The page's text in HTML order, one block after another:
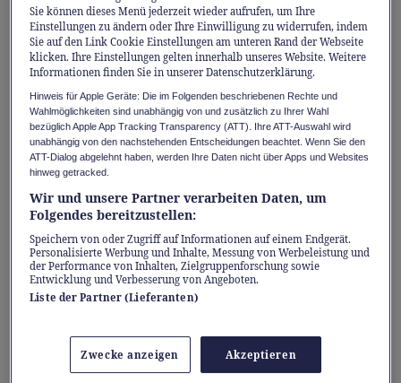
gezielte Vorbereitung auf die Sekundarschule
oder das Langgymnasium.
Schritt für Schritt und in kleinen Klassen
führen die FKSZ ihre Schülerinnen und
Schüler an diesen wichtigen Stufenwechsel
heran.
Eine Sekundarschule für alle
Bildungswege
Die Sekundarschule stellt die Weichen für die
die sich an den unterschiedlichen
Begabungen und Zielen orientieren:
Sie können dieses Menü jederzeit wieder aufrufen, um Ihre
Einstellungen zu ändern oder Ihre Einwilligung zu widerrufen, indem
Sie auf den Link Cookie Einstellungen am unteren Rand der Webseite
klicken. Ihre Einstellungen gelten innerhalb unseres Website. Weitere
Informationen finden Sie in unserer Datenschutzerklärung.
Hinweis für Apple Geräte: Die im Folgenden beschriebenen Rechte und
Wahlmöglichkeiten sind unabhängig von und zusätzlich zu Ihrer Wahl
bezüglich Apple App Tracking Transparency (ATT). Ihre ATT-Auswahl wird
unabhängig von den nachstehenden Entscheidungen beachtet. Wenn Sie den
ATT-Dialog abgelehnt haben, werden Ihre Daten nicht über Apps und Websites
hinweg getracked.
Wir und unsere Partner verarbeiten Daten, um
Folgendes bereitzustellen:
Speichern von oder Zugriff auf Informationen auf einem Endgerät.
Personalisierte Werbung und Inhalte, Messung von Werbeleistung und
der Performance von Inhalten, Zielgruppenforschung sowie
Entwicklung und Verbesserung von Angeboten.
Liste der Partner (Lieferanten)
Zwecke anzeigen Akzeptieren